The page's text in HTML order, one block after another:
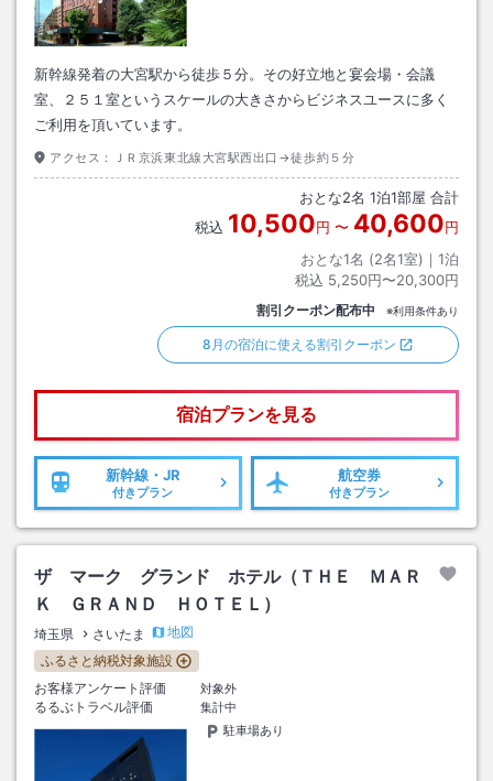
新幹線発着の大宮駅から徒歩５分。その好立地と宴会場・会議
室、２５１室というスケールの大きさからビジネスユースに多く
ご利用を頂いています。
アクセス： ＪＲ京浜東北線大宮駅西出口→徒歩約５分
おとな2名 1泊1部屋 合計
税込 10,500円 〜 40,600円
おとな1名 (2名1室)｜ 1泊
税込 5,250円〜20,300円
割引クーポン配布中 ※利用条件あり
8月の宿泊に使える割引クーポン
宿泊プランを見る
新幹線・JR
付きプラン
航空券
付きプラン
ザ マーク グランド ホテル（ＴＨＥ ＭＡＲ
Ｋ ＧＲＡＮＤ ＨＯＴＥＬ）
埼玉県 さいたま
地図
ふるさと納税対象施設
お客様アンケート評価
対象外
るるぶトラベル評価
集計中
駐車場あり